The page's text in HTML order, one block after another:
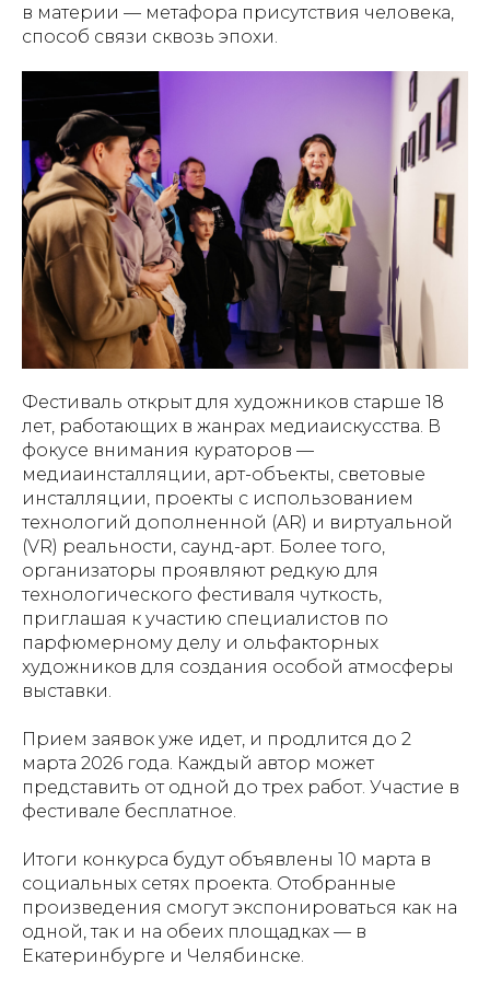
в материи — метафора присутствия человека,
способ связи сквозь эпохи.
Фестиваль открыт для художников старше 18
лет, работающих в жанрах медиаискусства. В
фокусе внимания кураторов —
медиаинсталляции, арт-объекты, световые
инсталляции, проекты с использованием
технологий дополненной (AR) и виртуальной
(VR) реальности, саунд-арт. Более того,
организаторы проявляют редкую для
технологического фестиваля чуткость,
приглашая к участию специалистов по
парфюмерному делу и ольфакторных
художников для создания особой атмосферы
выставки.
Прием заявок уже идет, и продлится до 2
марта 2026 года. Каждый автор может
представить от одной до трех работ. Участие в
фестивале бесплатное.
Итоги конкурса будут объявлены 10 марта в
социальных сетях проекта. Отобранные
произведения смогут экспонироваться как на
одной, так и на обеих площадках — в
Екатеринбурге и Челябинске.